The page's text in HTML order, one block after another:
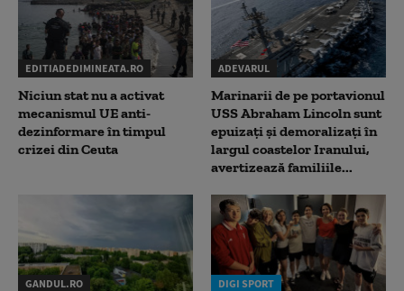
EDITIADEDIMINEATA.RO
Niciun stat nu a activat
mecanismul UE anti-
dezinformare în timpul
crizei din Ceuta
ADEVARUL
Marinarii de pe portavionul
USS Abraham Lincoln sunt
epuizați și demoralizați în
largul coastelor Iranului,
avertizează familiile...
GANDUL.RO DIGI SPORT